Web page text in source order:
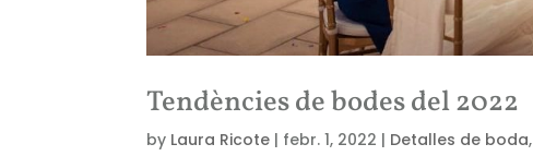
Tendències de bodes del 2022
by Laura Ricote | febr. 1, 2022 | Detalles de boda,